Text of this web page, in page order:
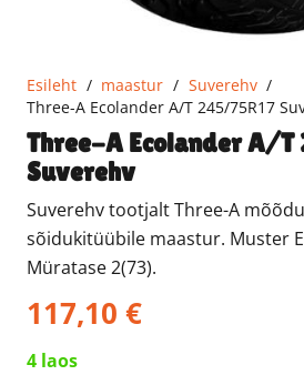
Esileht / maastur / Suverehv /
Three-A Ecolander A/T 245/75R17
Three-A Ecolander A/T
Suverehv
Suverehv tootjalt Three-A
sõidukitüübile maastur. Muster
Müratase 2(73).
117,10 €
4 laos